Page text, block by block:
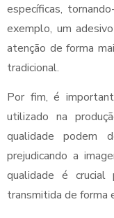
específicas,
exemplo, um
atenção de forma
tradicional.
Por fim, é
utilizado na
qualidade podem
prejudicando a
qualidade é crucial
transmitida de forma